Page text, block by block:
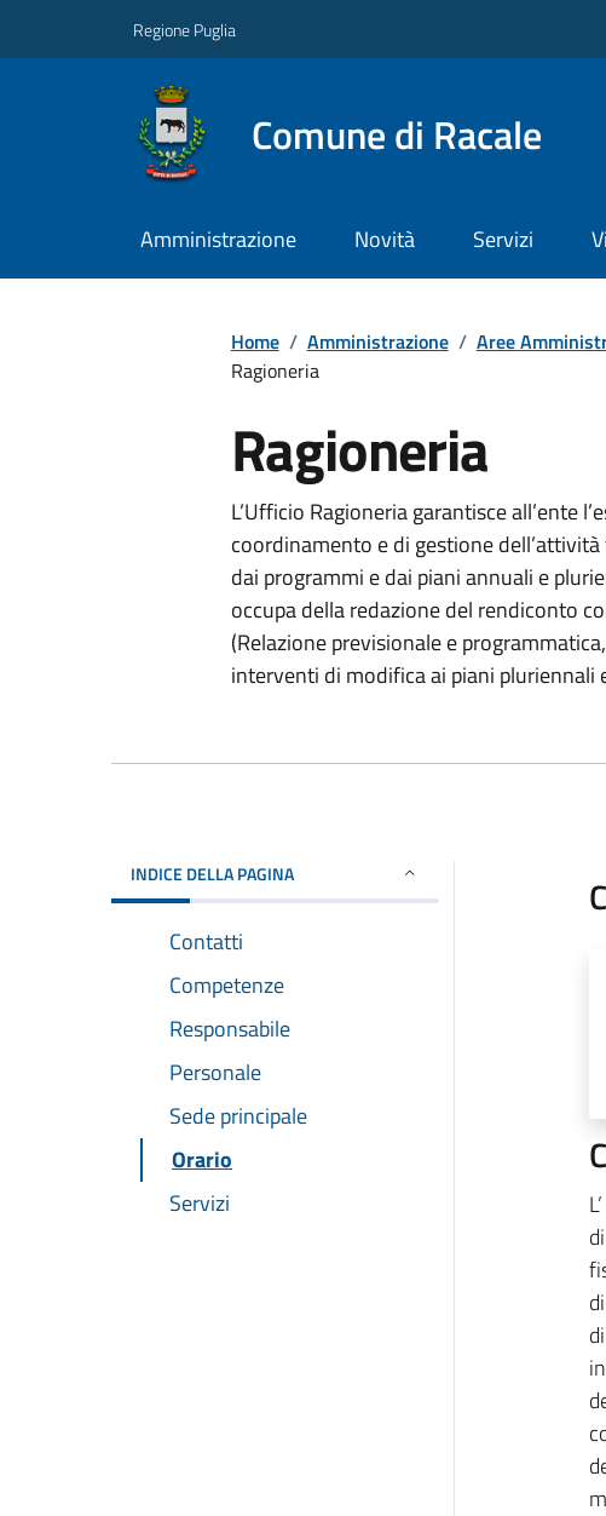
Regione Puglia
Comune di Racale
Amministrazione Novità Servizi
Home / Amministrazione / Aree
Ragioneria
Ragioneria
L’Ufficio Ragioneria garantisce all’ente
coordinamento e di gestione
dai programmi e dai piani annuali e
occupa della redazione del rendiconto
(Relazione previsionale e
interventi di modifica ai piani pluriennali
INDICE DELLA PAGINA
Contatti
Competenze
Responsabile
Personale
Sede principale
Orario
Servizi